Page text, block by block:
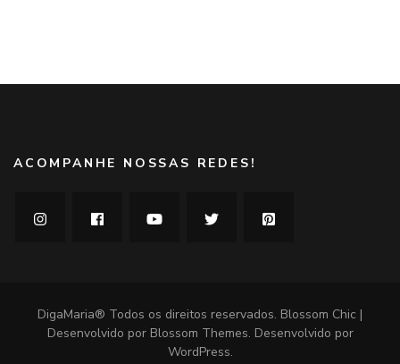
ACOMPANHE NOSSAS REDES!
DigaMaria® Todos os direitos reservados. Blossom Chic |
Desenvolvido por Blossom Themes. Desenvolvido por
WordPress.